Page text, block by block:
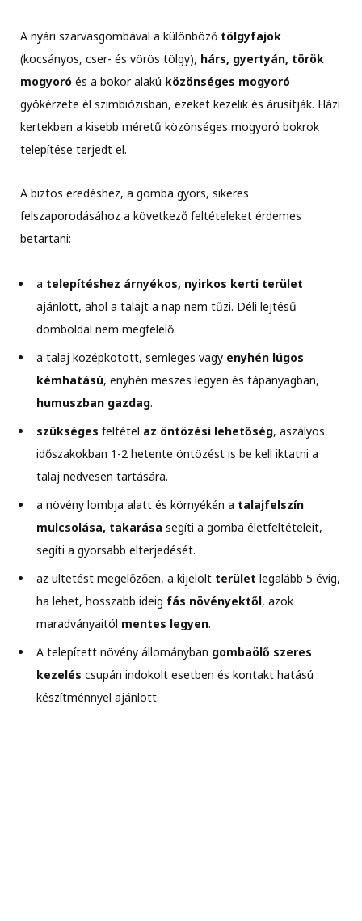
A nyári szarvasgombával a különböző tölgyfajok
(kocsányos, cser- és vörös tölgy), hárs, gyertyán, török
mogyoró és a bokor alakú közönséges mogyoró
gyökérzete él szimbiózisban, ezeket kezelik és árusítják. Házi
kertekben a kisebb méretű közönséges mogyoró bokrok
telepítése terjedt el.
A biztos eredéshez, a gomba gyors, sikeres
felszaporodásához a következő feltételeket érdemes
betartani:
a telepítéshez árnyékos, nyirkos kerti terület
ajánlott, ahol a talajt a nap nem tűzi. Déli lejtésű
domboldal nem megfelelő.
a talaj középkötött, semleges vagy enyhén lúgos
kémhatású, enyhén meszes legyen és tápanyagban,
humuszban gazdag.
szükséges feltétel az öntözési lehetőség, aszályos
időszakokban 1-2 hetente öntözést is be kell iktatni a
talaj nedvesen tartására.
a növény lombja alatt és környékén a talajfelszín
mulcsolása, takarása segíti a gomba életfeltételeit,
segíti a gyorsabb elterjedését.
az ültetést megelőzően, a kijelölt terület legalább 5 évig,
ha lehet, hosszabb ideig fás növényektől, azok
maradványaitól mentes legyen.
A telepített növény állományban gombaölő szeres
kezelés csupán indokolt esetben és kontakt hatású
készítménnyel ajánlott.